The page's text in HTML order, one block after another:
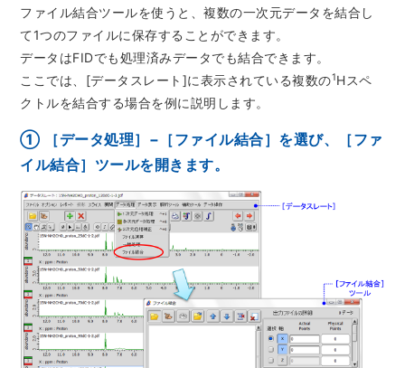
ニュース
JEOLメールマガジン登録
TEM周辺機器
走査電子顕微鏡 (SEM)
SEM周辺機器
断面試料作製装置 (CP)
集束イオンビーム加工観察装置 (FIB)
電子プローブマイクロアナライザー (EPMA)
オージェマイクロプローブ (Auger)
光電子分光装置 (XPS、ESCA)
蛍光X線分析装置 (XRF)
その他装置
磁気共鳴装置 総合
受託分析
設置環境対策
保守契約
サブスクリプション
リース
シェアリング
リユース
お薦め消耗品
安全データシート(SDS)
半導体
電機・電子部品
資源・エネルギー
化学
生物学
食品・植物
防衛・航空宇宙
ライフサイエンス
電池
イベント・セミナー
最新のセミナー / ウェビナー
最新のイベント・展示会
ウェビナーアーカイブ
会社情報
会社情報
会社概要
ご挨拶
経営理念
事業紹介
グローバルネットワーク
YOKOGUSHI 2.0
クローズアップJEOL
IR情報
サステナビリティ
サステナビリティ
グローバル & ニッチ
トップコミットメント
サステナビリティへの考え方
環境
採用情報
採用情報
数字で見る日本電子
日本電子について
ファイル結合ツールを使うと、複数の一次元データを結合し
て1つのファイルに保存することができます。
データはFIDでも処理済みデータでも結合できます。
ここでは、[データスレート]に表示されている複数の1Hスペ
クトルを結合する場合を例に説明します。
① ［データ処理］−［ファイル結合］を選び、［ファ
イル結合］ツールを開きます。